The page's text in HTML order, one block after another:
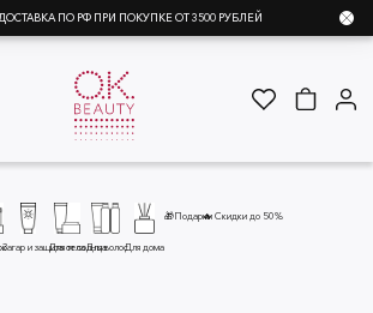
ПО РФ ПРИ ПОКУПКЕ ОТ 3500 РУБЛЕЙ
Загар и защита от солнца
Для телаДля волосДля дома
🎁Подарки🔥 Скидки до 50%